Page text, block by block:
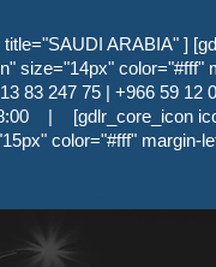
ARABIA" ]
size="14px" color="#fff"
83 247 75 | +966 59
| [gdlr_core_icon
color="#fff" margin-